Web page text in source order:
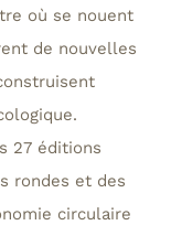
où se nouent
de nouvelles
27 éditions
rondes et des
circulaire